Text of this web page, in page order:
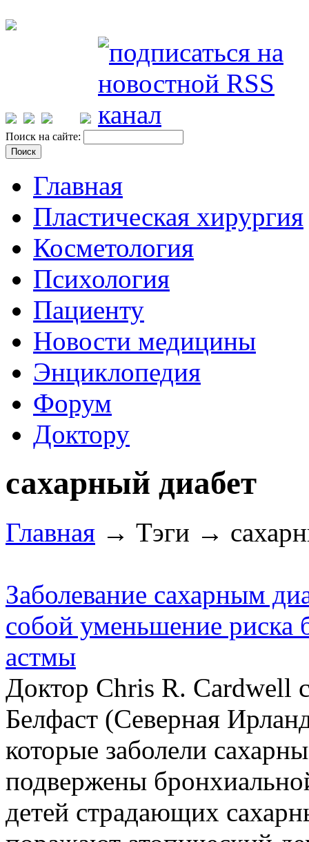
Поиск на сайте:
Главная
Пластическая хирургия
Косметология
Психология
Пациенту
Новости медицины
Энциклопедия
Форум
Доктору
сахарный диабет
Главная → Тэги →
Заболевание сахарным
собой уменьшение риска
астмы
Доктор Chris R. Cardwell
Белфаст (Северная
которые заболели
подвержены
детей страдающих